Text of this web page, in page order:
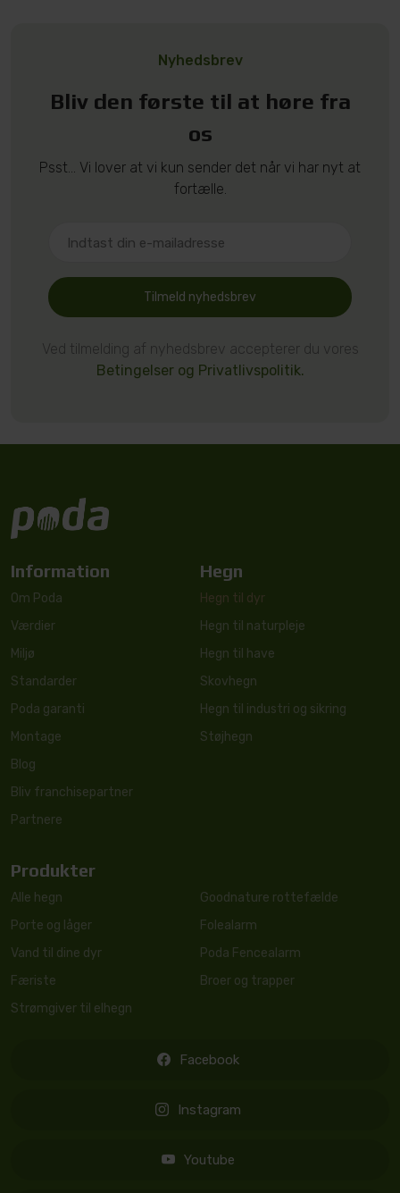
Nyhedsbrev
Bliv den første til at høre fra
os
Psst... Vi lover at vi kun sender det når vi har nyt at
fortælle.
Tilmeld nyhedsbrev
Ved tilmelding af nyhedsbrev accepterer du vores
Betingelser og Privatlivspolitik.
Information
Om Poda
Værdier
Miljø
Standarder
Poda garanti
Montage
Blog
Bliv franchisepartner
Partnere
Hegn
Hegn til dyr
Hegn til naturpleje
Hegn til have
Skovhegn
Hegn til industri og sikring
Støjhegn
Produkter
Alle hegn
Porte og låger
Vand til dine dyr
Færiste
Strømgiver til elhegn
Goodnature rottefælde
Folealarm
Poda Fencealarm
Broer og trapper
Facebook
Instagram
Youtube